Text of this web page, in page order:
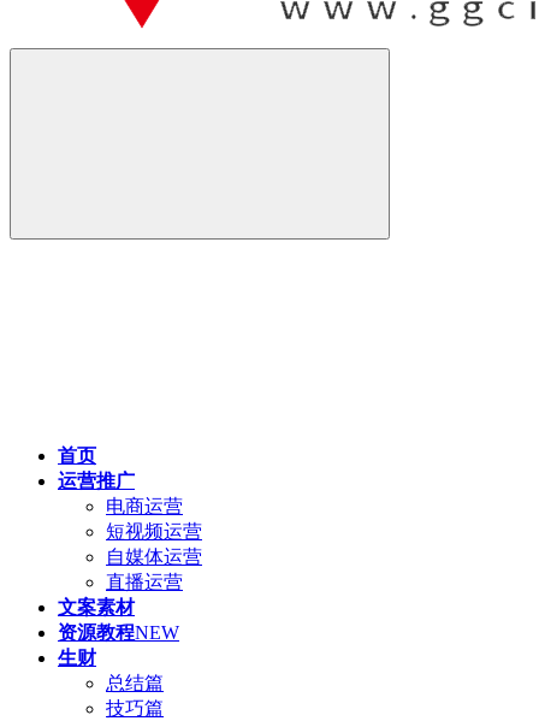
首页
运营推广
电商运营
短视频运营
自媒体运营
直播运营
文案素材
资源教程NEW
生财
总结篇
技巧篇